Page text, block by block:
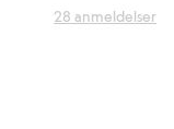
28 anmeldelser